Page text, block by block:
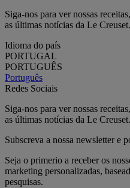
Siga-nos para ver nossas
as últimas notícias da Le Creuset.
Idioma do país
PORTUGAL
PORTUGUÊS
Português
Redes Sociais
Siga-nos para ver nossas
as últimas notícias da Le Creuset.
Subscreva a nossa newsletter e
Seja o primerio a receber os
marketing personalizadas,
pesquisas.